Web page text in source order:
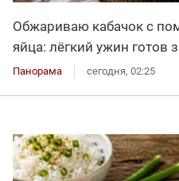
Обжариваю кабачок с
яйца: лёгкий ужин готов
Панорама сегодня, 02:25